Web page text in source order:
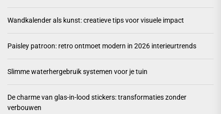
Wandkalender als kunst: creatieve tips voor visuele impact
Paisley patroon: retro ontmoet modern in 2026 interieurtrends
Slimme waterhergebruik systemen voor je tuin
De charme van glas-in-lood stickers: transformaties zonder
verbouwen